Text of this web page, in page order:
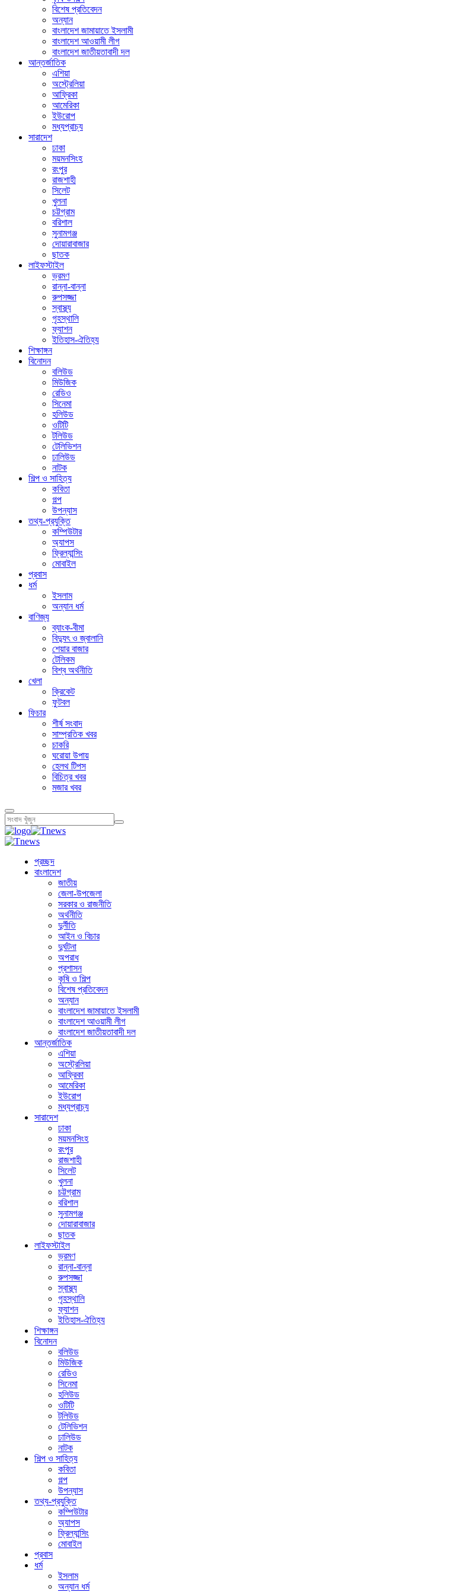
বিশেষ প্রতিবেদন
অন্যান
বাংলাদেশ জামায়াতে ইসলামী
বাংলাদেশ আওয়ামী লীগ
বাংলাদেশ জাতীয়তাবাদী দল
আন্তর্জাতিক
এশিয়া
অস্ট্রেলিয়া
আফ্রিকা
আমেরিকা
ইউরোপ
মধ্যপ্রাচ্য
সারাদেশ
ঢাকা
ময়মনসিংহ
রংপুর
রাজশাহী
সিলেট
খুলনা
চট্টগ্রাম
বরিশাল
সুনামগঞ্জ
দোয়ারাবাজার
ছাতক
লাইফস্টাইল
ভ্রমণ
রান্না-বান্না
রুপসজ্জা
স্বাস্থ্য
গৃহস্থালি
ফ্যাশন
ইতিহাস-ঐতিহ্য
শিক্ষাঙ্গন
বিনোদন
বলিউড
মিউজিক
রেডিও
সিনেমা
হলিউড
ওটিটি
টলিউড
টেলিভিশন
ঢালিউড
নাটক
শিল্প ও সাহিত্য
কবিতা
গল্প
উপন্যাস
তথ্য-প্রযুক্তি
কম্পিউটার
অ্যাপস
ফ্রিল্যান্সিং
মোবাইল
প্রবাস
ধর্ম
ইসলাম
অন্যান ধর্ম
বাণিজ্য
ব্যাংক-বীমা
বিদ্যুৎ ও জ্বালানি
শেয়ার বাজার
টেলিকম
বিশ্ব অর্থনীতি
খেলা
ক্রিকেট
ফুটবল
ফিচার
শীর্ষ সংবাদ
সাম্প্রতিক খবর
চাকরি
ঘরোয়া উপায়
হেলথ টিপস
বিচিত্র খবর
মজার খবর
প্রচ্ছদ
বাংলাদেশ
জাতীয়
জেলা-উপজেলা
সরকার ও রাজনীতি
অর্থনীতি
দুর্নীতি
আইন ও বিচার
দুর্ঘটনা
অপরাধ
প্রশাসন
কৃষি ও শিল্প
বিশেষ প্রতিবেদন
অন্যান
বাংলাদেশ জামায়াতে ইসলামী
বাংলাদেশ আওয়ামী লীগ
বাংলাদেশ জাতীয়তাবাদী দল
আন্তর্জাতিক
এশিয়া
অস্ট্রেলিয়া
আফ্রিকা
আমেরিকা
ইউরোপ
মধ্যপ্রাচ্য
সারাদেশ
ঢাকা
ময়মনসিংহ
রংপুর
রাজশাহী
সিলেট
খুলনা
চট্টগ্রাম
বরিশাল
সুনামগঞ্জ
দোয়ারাবাজার
ছাতক
লাইফস্টাইল
ভ্রমণ
রান্না-বান্না
রুপসজ্জা
স্বাস্থ্য
গৃহস্থালি
ফ্যাশন
ইতিহাস-ঐতিহ্য
শিক্ষাঙ্গন
বিনোদন
বলিউড
মিউজিক
রেডিও
সিনেমা
হলিউড
ওটিটি
টলিউড
টেলিভিশন
ঢালিউড
নাটক
শিল্প ও সাহিত্য
কবিতা
গল্প
উপন্যাস
তথ্য-প্রযুক্তি
কম্পিউটার
অ্যাপস
ফ্রিল্যান্সিং
মোবাইল
প্রবাস
ধর্ম
ইসলাম
অন্যান ধর্ম